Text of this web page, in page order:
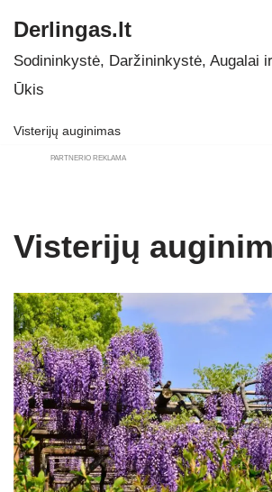
Skip
to
Derlingas.lt
Sodininkystė, Daržininkystė, Augalai ir
Ūkis
Visterijų auginimas
PARTNERIO REKLAMA
Visterijų